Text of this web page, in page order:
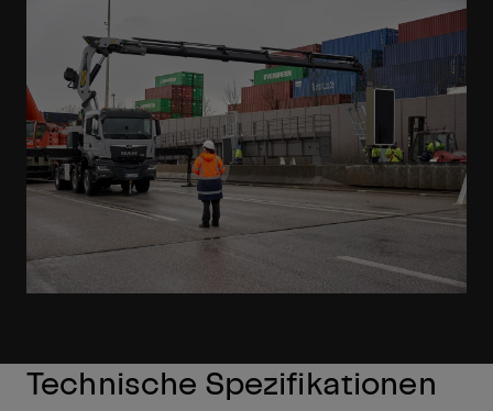
Technische Spezifikationen